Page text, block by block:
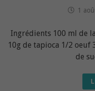
1
Ingrédients 100 ml de
10g de tapioca 1/2
de